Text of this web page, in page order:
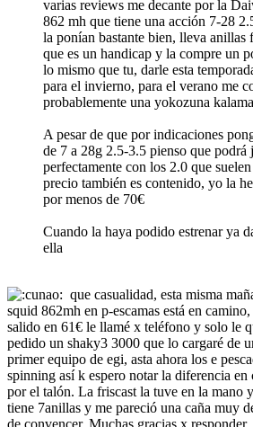
varias reviews me decante por la
862 mh que tiene una acción 7-28
la ponían bastante bien, lleva anillas
que es un handicap y la compre un
lo mismo que tu, darle esta
para el invierno, para el verano me
probablemente una yokozuna
A pesar de que por indicaciones
de 7 a 28g 2.5-3.5 pienso que podrá
perfectamente con los 2.0 que
precio también es contenido, yo la
por menos de 70€
Cuando la haya podido estrenar ya
ella
que casualidad, esta misma
squid 862mh en p-escamas está en camino,
salido en 61€ le llamé x teléfono y solo le
pedido un shaky3 3000 que lo cargaré de
primer equipo de egi, asta ahora los e
spinning así k espero notar la diferencia
por el talón. La friscast la tuve en la mano
tiene 7anillas y me pareció una caña muy
de convencer. Muchas gracias x